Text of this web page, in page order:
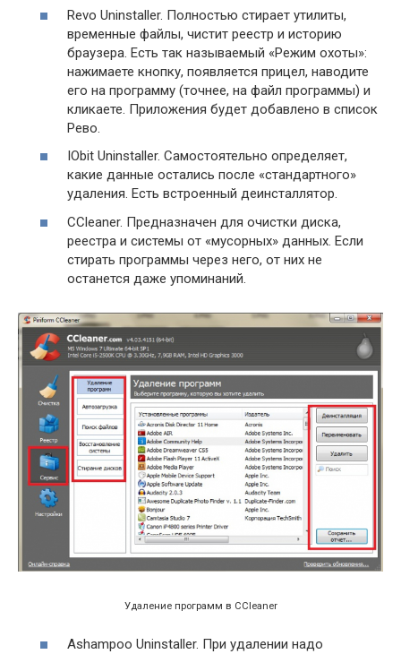
Revo Uninstaller. Полностью стирает утилиты,
временные файлы, чистит реестр и историю
браузера. Есть так называемый «Режим охоты»:
нажимаете кнопку, появляется прицел, наводите
его на программу (точнее, на файл программы) и
кликаете. Приложения будет добавлено в список
Рево.
IObit Uninstaller. Самостоятельно определяет,
какие данные остались после «стандартного»
удаления. Есть встроенный деинсталлятор.
CCleaner. Предназначен для очистки диска,
реестра и системы от «мусорных» данных. Если
стирать программы через него, от них не
останется даже упоминаний.
Удаление программ в CCleaner
Ashampoo Uninstaller. При удалении надо